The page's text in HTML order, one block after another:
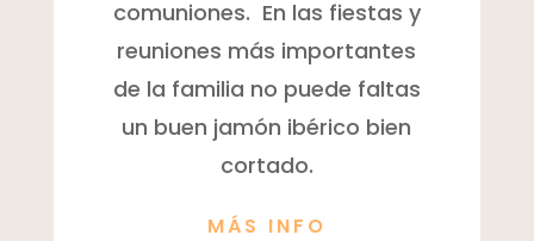
comuniones. En las fiestas y
reuniones más importantes
de la familia no puede faltas
un buen jamón ibérico bien
cortado.
MÁS INFO